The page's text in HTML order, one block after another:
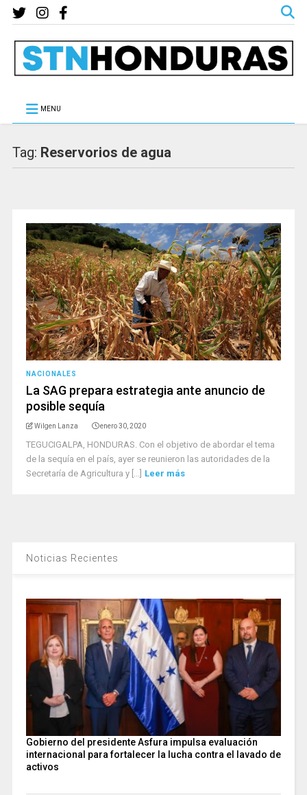
MENU
Tag: Reservorios de agua
NACIONALES
La SAG prepara estrategia ante anuncio de
posible sequía
Wilgen Lanza enero 30, 2020
TEGUCIGALPA, HONDURAS. Con el objetivo de abordar el tema
de la sequía en el país, ayer se reunieron las autoridades de la
Secretaría de Agricultura y [...] Leer más
Noticias Recientes
Gobierno del presidente Asfura impulsa evaluación
internacional para fortalecer la lucha contra el lavado de
activos